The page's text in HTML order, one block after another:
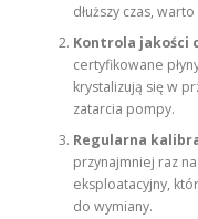
dłuższy czas,
Kontrola jakości
certyfikowane
krystalizują się w
zatarcia pompy.
Regularna
przynajmniej raz
eksploatacyjny,
do wymiany.